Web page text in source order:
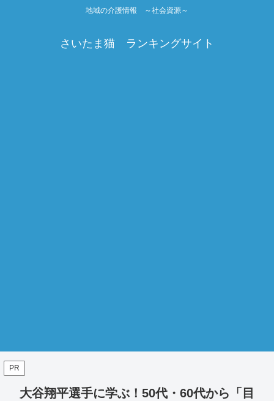
地域の介護情報 ～社会資源～
さいたま猫 ランキングサイト
PR
大谷翔平選手に学ぶ！50代・60代から「目